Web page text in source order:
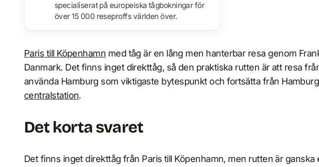
specialiserat på europeiska tågbokningar för
över 15 000 reseproffs världen över.
Paris till Köpenhamn med tåg är en lång men hanterbar resa genom
Danmark. Det finns inget direkttåg, så den praktiska rutten är att resa
använda Hamburg som viktigaste bytespunkt och fortsätta från
centralstation.
Det korta svaret
Det finns inget direkttåg från Paris till Köpenhamn, men rutten är ganska